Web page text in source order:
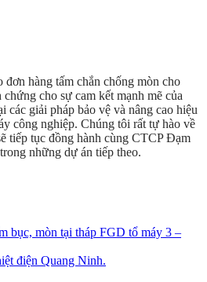
đơn hàng tấm chắn chống mòn cho
cho sự cam kết mạnh mẽ của
các giải pháp bảo vệ và nâng cao hiệu
công nghiệp. Chúng tôi rất tự hào về
tiếp tục đồng hành cùng CTCP Đạm
những dự án tiếp theo.
bục, mòn tại tháp FGD tổ máy 3 –
điện Quang Ninh.